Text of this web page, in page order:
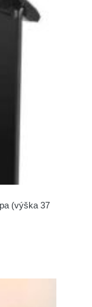
(výška 37